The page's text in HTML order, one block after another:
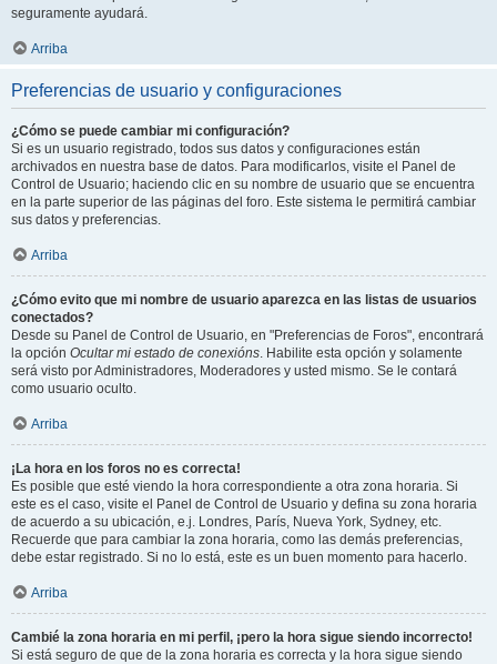
seguramente ayudará.
Arriba
Preferencias de usuario y configuraciones
¿Cómo se puede cambiar mi configuración?
Si es un usuario registrado, todos sus datos y configuraciones están
archivados en nuestra base de datos. Para modificarlos, visite el Panel de
Control de Usuario; haciendo clic en su nombre de usuario que se encuentra
en la parte superior de las páginas del foro. Este sistema le permitirá cambiar
sus datos y preferencias.
Arriba
¿Cómo evito que mi nombre de usuario aparezca en las listas de usuarios
conectados?
Desde su Panel de Control de Usuario, en "Preferencias de Foros", encontrará
la opción Ocultar mi estado de conexións. Habilite esta opción y solamente
será visto por Administradores, Moderadores y usted mismo. Se le contará
como usuario oculto.
Arriba
¡La hora en los foros no es correcta!
Es posible que esté viendo la hora correspondiente a otra zona horaria. Si
este es el caso, visite el Panel de Control de Usuario y defina su zona horaria
de acuerdo a su ubicación, e.j. Londres, París, Nueva York, Sydney, etc.
Recuerde que para cambiar la zona horaria, como las demás preferencias,
debe estar registrado. Si no lo está, este es un buen momento para hacerlo.
Arriba
Cambié la zona horaria en mi perfil, ¡pero la hora sigue siendo incorrecto!
Si está seguro de que de la zona horaria es correcta y la hora sigue siendo